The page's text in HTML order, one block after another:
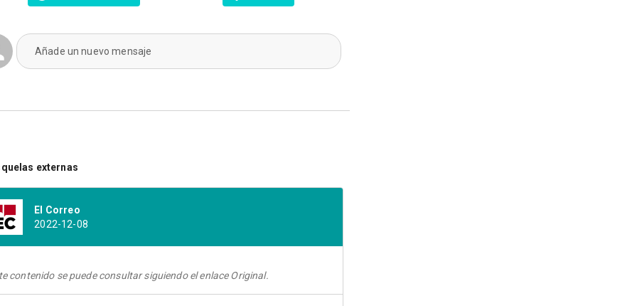
Añade un nuevo mensaje
externas
El Correo
2022-12-08
contenido se puede consultar siguiendo el enlace Original.